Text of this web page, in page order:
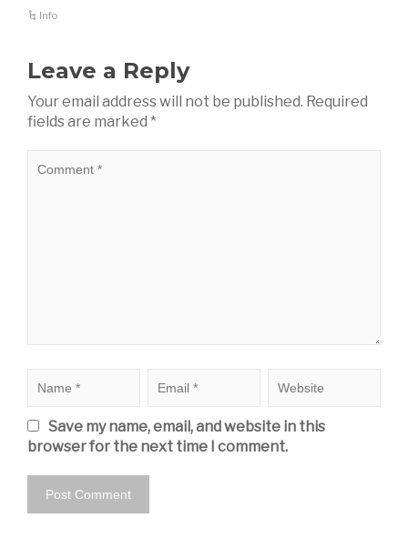
Info
Leave a Reply
Your email address will not be published. Required
fields are marked *
Save my name, email, and website in this
browser for the next time I comment.